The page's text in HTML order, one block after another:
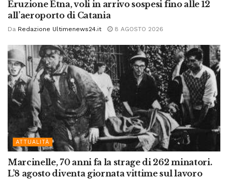
Eruzione Etna, voli in arrivo sospesi fino alle 12
all’aeroporto di Catania
Da Redazione Ultimenews24.it 8 AGOSTO 2026
ATTUALITÀ
Marcinelle, 70 anni fa la strage di 262 minatori.
L’8 agosto diventa giornata vittime sul lavoro